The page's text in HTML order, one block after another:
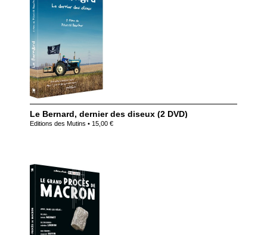
Le Bernard, dernier des diseux (2 DVD)
Editions des Mutins • 15,00 €